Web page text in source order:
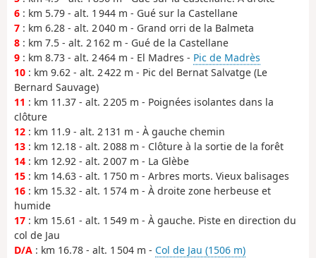
6 : km 5.79 - alt. 1 944 m - Gué sur la Castellane
7 : km 6.28 - alt. 2 040 m - Grand orri de la Balmeta
8 : km 7.5 - alt. 2 162 m - Gué de la Castellane
9 : km 8.73 - alt. 2 464 m - El Madres - Pic de Madrès
10 : km 9.62 - alt. 2 422 m - Pic del Bernat Salvatge (Le
Bernard Sauvage)
11 : km 11.37 - alt. 2 205 m - Poignées isolantes dans la
clôture
12 : km 11.9 - alt. 2 131 m - À gauche chemin
13 : km 12.18 - alt. 2 088 m - Clôture à la sortie de la forêt
14 : km 12.92 - alt. 2 007 m - La Glèbe
15 : km 14.63 - alt. 1 750 m - Arbres morts. Vieux balisages
16 : km 15.32 - alt. 1 574 m - À droite zone herbeuse et
humide
17 : km 15.61 - alt. 1 549 m - À gauche. Piste en direction du
col de Jau
D/A : km 16.78 - alt. 1 504 m - Col de Jau (1506 m)